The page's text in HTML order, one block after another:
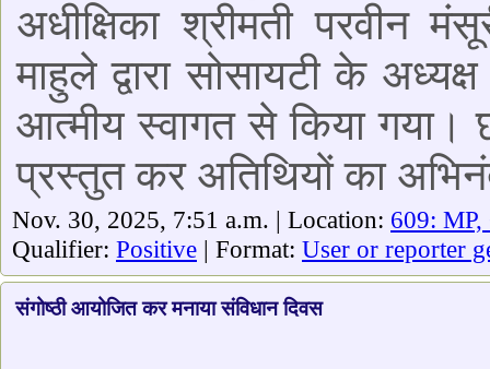
अधीक्षिका श्रीमती परवीन
माहुले द्वारा सोसायटी के
आत्मीय स्वागत से किया गया।
प्रस्तुत कर अतिथियों का
Nov. 30, 2025, 7:51 a.m. | Location: 609:
Qualifier: Positive | Format: User or reporter
संगोष्ठी आयोजित कर मनाया संविधान दिवस